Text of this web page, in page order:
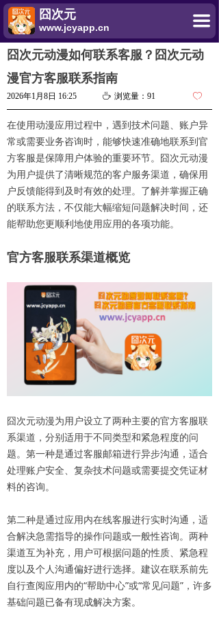
囧次元
www.jcyapp.cn 끀
在使用动漫应用过程中，遇到技术问题、账户异
常或需要业务咨询时，能够快速准确地联系到官
方客服是保障用户体验的重要环节。囧次元动漫
为用户提供了清晰规范的客户服务渠道，确保用
户反馈能得到及时有效的处理。了解并掌握正确
的联系方法，不仅能大幅缩短问题解决时间，还
能帮助您更顺利地使用应用的各项功能。
官方客服联系渠道概览
囧次元动漫为用户设立了两种主要的官方客服联
系渠道，分别适用于不同类型和紧急程度的问
题。第一种是通过客服邮箱进行异步沟通，适合
处理账户安全、复杂技术问题或需要提交凭证材
料的咨询。
第二种是通过应用内在线客服进行实时沟通，适
合解决急需指导的操作问题或一般性咨询。两种
渠道互为补充，用户可根据问题的性质、紧急程
度以及个人沟通偏好进行选择。建议在联系前先
自行查阅应用内的“帮助中心”或“常见问题”，许多
基础问题已备有现成解决方案。
2026年1月8日 16:25 ꄘ 浏览量： 91 ꄀ
囧次元动漫如何联系客服？囧次元动
漫官方客服联系指南